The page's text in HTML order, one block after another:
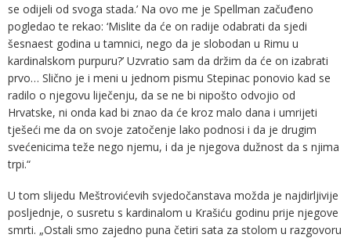
se odijeli od svoga stada.’ Na ovo me je Spellman začuđeno
pogledao te rekao: ‘Mislite da će on radije odabrati da sjedi
šesnaest godina u tamnici, nego da je slobodan u Rimu u
kardinalskom purpuru?’ Uzvratio sam da držim da će on izabrati
prvo… Slično je i meni u jednom pismu Stepinac ponovio kad se
radilo o njegovu liječenju, da se ne bi nipošto odvojio od
Hrvatske, ni onda kad bi znao da će kroz malo dana i umrijeti
tješeći me da on svoje zatočenje lako podnosi i da je drugim
svećenicima teže nego njemu, i da je njegova dužnost da s njima
trpi.“
U tom slijedu Meštrovićevih svjedočanstava možda je najdirljivije
posljednje, o susretu s kardinalom u Krašiću godinu prije njegove
smrti. „Ostali smo zajedno puna četiri sata za stolom u razgovoru